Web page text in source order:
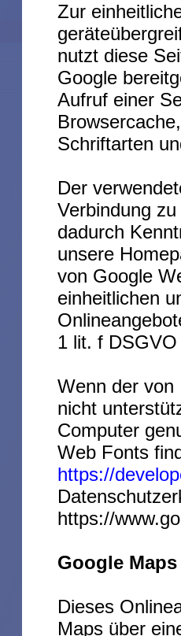
Zur
nutzt diese
Google
Aufruf einer
Schriftarten
Der
Verbindung
dadurch
unsere
von Google
einheitlichen
1 lit. f
Wenn der von
nicht
Computer
Web Fonts
https://
https://
Google Maps
Dieses
Maps über